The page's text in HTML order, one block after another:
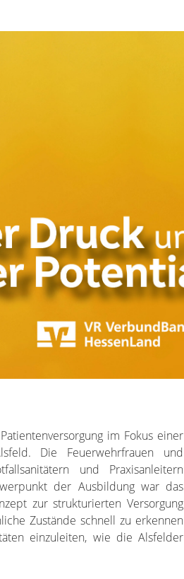
im Fokus einer
Die Feuerwehrfrauen und
und Praxisanleitern
der Ausbildung war das
zur strukturierten Versorgung
Zustände schnell zu erkennen
einzuleiten, wie die Alsfelder